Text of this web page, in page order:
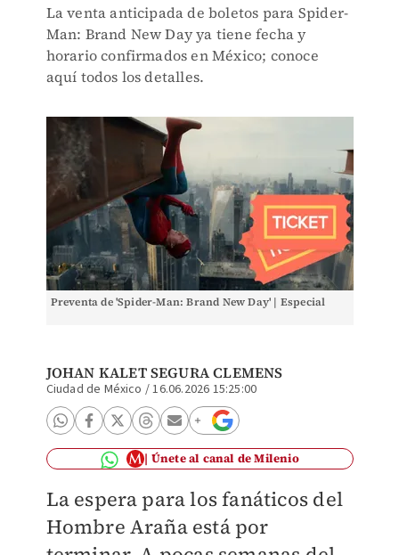
La venta anticipada de boletos para Spider-
Man: Brand New Day ya tiene fecha y
horario confirmados en México; conoce
aquí todos los detalles.
Preventa de 'Spider-Man: Brand New Day' | Especial
JOHAN KALET SEGURA CLEMENS
Ciudad de México /16.06.2026 15:25:00
Únete al canal de Milenio
La espera para los fanáticos del
Hombre Araña está por